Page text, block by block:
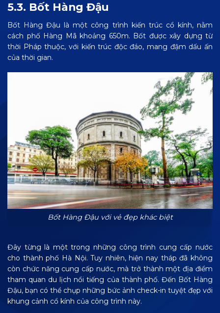
5.3. Bốt Hàng Đậu
Bốt Hàng Đậu là một công trình kiến trúc cổ kính, nằm
cách phố Hàng Mã khoảng 650m. Bốt được xây dựng từ
thời Pháp thuộc, với kiến trúc độc đáo, mang đậm dấu ấn
của thời gian.
Bốt Hàng Đậu với vẻ đẹp khác biệt
Đây từng là một trong những công trình cung cấp nước
cho thành phố Hà Nội. Tuy nhiên, hiện nay tháp đã không
còn chức năng cung cấp nước, mà trở thành một địa điểm
tham quan du lịch nổi tiếng của thành phố. Đến Bốt Hàng
Đậu, bạn có thể chụp những bức ảnh check-in tuyệt đẹp với
khung cảnh cổ kính của công trình này.